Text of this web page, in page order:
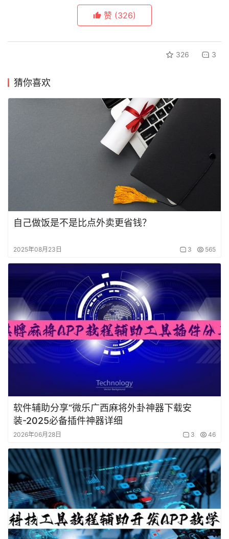
赞 (326)
326 3
猜你喜欢
自己做饭是不是比点外卖更省钱？
2025年08月23日 3 565
软件辅助分享“微乐广西麻将外卦神器下载安
装-2025必备插件神器详细
2026年06月28日 3 46